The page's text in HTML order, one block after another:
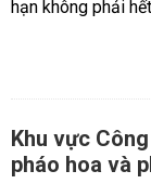
Khu vực
pháo hoa và